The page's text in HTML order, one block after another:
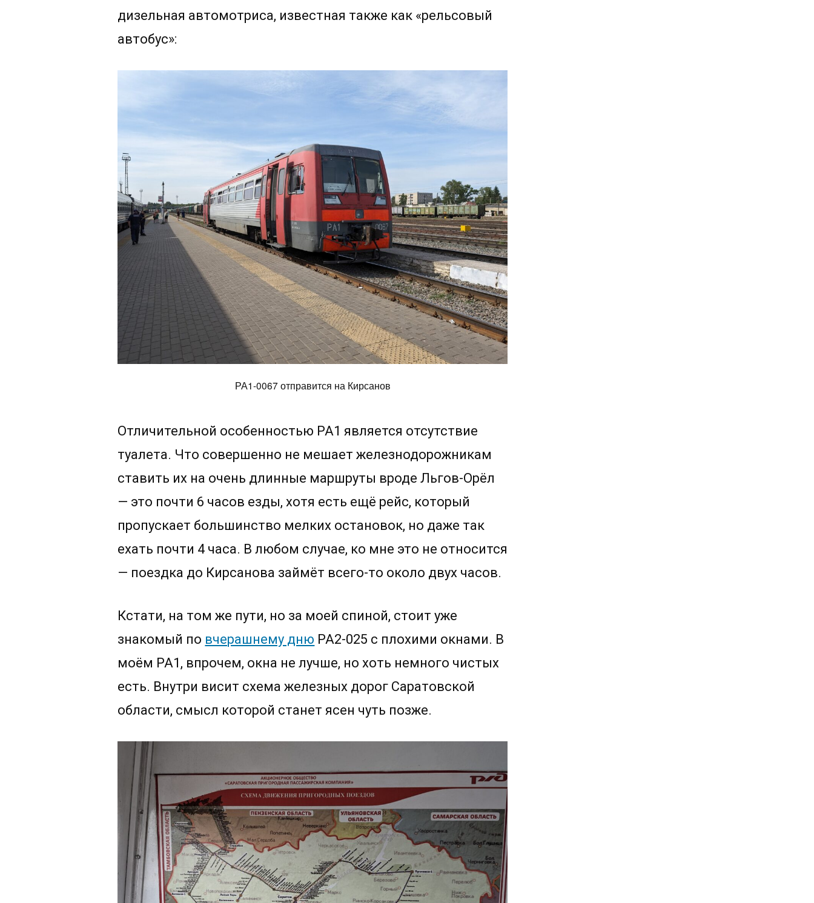
дизельная автомотриса, известная также как «рельсовый
автобус»:
РА1-0067 отправится на Кирсанов
Отличительной особенностью РА1 является отсутствие
туалета. Что совершенно не мешает железнодорожникам
ставить их на очень длинные маршруты вроде Льгов-Орёл
— это почти 6 часов езды, хотя есть ещё рейс, который
пропускает большинство мелких остановок, но даже так
ехать почти 4 часа. В любом случае, ко мне это не относится
— поездка до Кирсанова займёт всего-то около двух часов.
Кстати, на том же пути, но за моей спиной, стоит уже
знакомый по вчерашнему дню РА2-025 с плохими окнами. В
моём РА1, впрочем, окна не лучше, но хоть немного чистых
есть. Внутри висит схема железных дорог Саратовской
области, смысл которой станет ясен чуть позже.